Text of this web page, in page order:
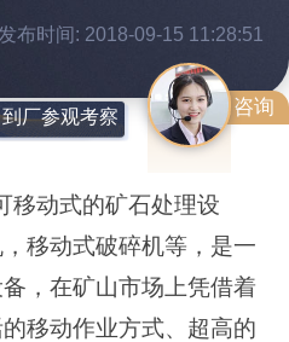
发布时间: 2018-09-15 11:28:51
咨询
到厂参观考察
移动式的矿石处理设
移动式破碎机等，是一
，在矿山市场上凭借着
移动作业方式、超高的